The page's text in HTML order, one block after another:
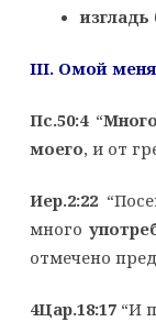
изгладь
III. Омой меня
Пс.50:4“
моего, и от
Иер.2:22
много
отмечено
4Цар.18:17“И